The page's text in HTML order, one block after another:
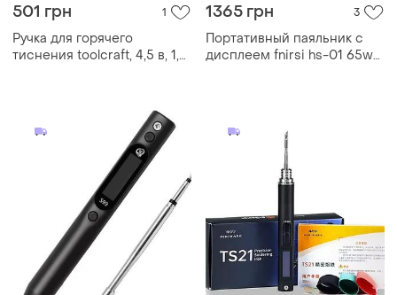
501 грн 1
Ручка для горячего
тиснения toolcraft, 4,5 в, 1,5
1365 грн 3
Портативный паяльник с
дисплеем fnirsi hs-01 65w